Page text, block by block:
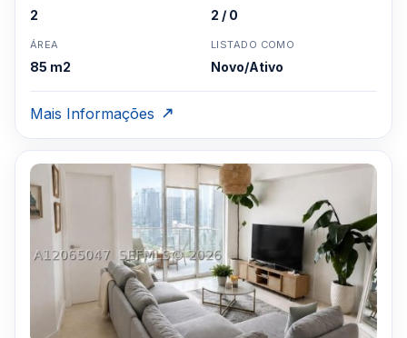
2 2 / 0
ÁREA
85 m2
LISTADO COMO
Novo/Ativo
Mais Informações